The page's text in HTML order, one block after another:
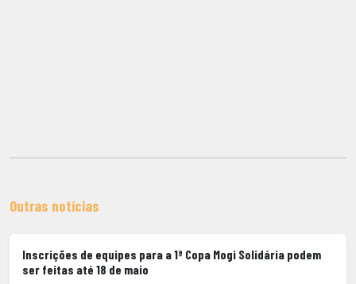
Outras notícias
Inscrições de equipes para a 1ª Copa Mogi Solidária podem
ser feitas até 18 de maio